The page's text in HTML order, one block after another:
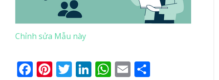
Chỉnh sửa Mẫu này
Facebook
Pinterest
Twitter
LinkedIn
WhatsApp
Email